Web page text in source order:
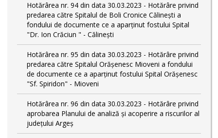
Hotărârea nr. 94 din data 30.03.2023 - Hotărâre privind
predarea către Spitalul de Boli Cronice Călinești a
fondului de documente ce a aparținut fostului Spital
"Dr. Ion Crăciun " - Călinești
Hotărârea nr. 95 din data 30.03.2023 - Hotărâre privind
predarea către Spitalul Orășenesc Mioveni a fondului
de documente ce a aparținut fostului Spital Orășenesc
"Sf. Spiridon" - Mioveni
Hotărârea nr. 96 din data 30.03.2023 - Hotărâre privind
aprobarea Planului de analiză și acoperire a riscurilor al
județului Argeș